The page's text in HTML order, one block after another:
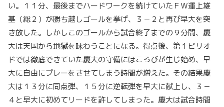
い。１１分、最後までハードワークを続けていたＦＷ運上雄
基（総２）が勝ち越しゴールを挙げ、３－２と再び早大を突
き放した。しかしこのゴールから試合終了までの９分間、慶
大は天国から地獄を味わうことになる。得点後、第１ピリオ
ドでは徹底できていた慶大の守備にほころびが生じ始め、早
大に自由にプレーをさせてしまう時間が増えた。その結果慶
大は１３分に同点弾、１５分に逆転弾を早大に献上し、３－
４と早大に初めてリードを許してしまった。慶大は試合時間